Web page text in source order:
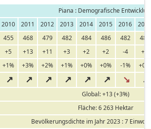
Piana : Demografische
2010 2011 2012 2013 2014 2015 2016
455 468 479 482 484 486 482
482
+5 +13 +11 +3 +2 +2 -4
+0
+1% +3% +2% +1% +0% +0% -1%
+0%
↗ ↗ ↗ ↗ ↗ ↗ ↘ ↗
Global: +13 (+3%)
Fläche: 6 263 Hektar
Bevölkerungsdichte im Jahr 2023 : 7